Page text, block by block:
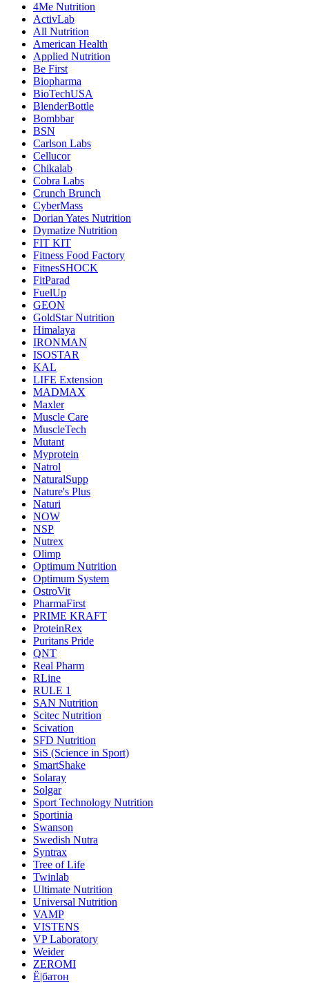
4Me Nutrition
ActivLab
All Nutrition
American Health
Applied Nutrition
Be First
Biopharma
BioTechUSA
BlenderBottle
Bombbar
BSN
Carlson Labs
Cellucor
Chikalab
Cobra Labs
Crunch Brunch
CyberMass
Dorian Yates Nutrition
Dymatize Nutrition
FIT KIT
Fitness Food Factory
FitnesSHOCK
FitParad
FuelUp
GEON
GoldStar Nutrition
Himalaya
IRONMAN
ISOSTAR
KAL
LIFE Extension
MADMAX
Maxler
Muscle Care
MuscleTech
Mutant
Myprotein
Natrol
NaturalSupp
Nature's Plus
Naturi
NOW
NSP
Nutrex
Olimp
Optimum Nutrition
Optimum System
OstroVit
PharmaFirst
PRIME KRAFT
ProteinRex
Puritans Pride
QNT
Real Pharm
RLine
RULE 1
SAN Nutrition
Scitec Nutrition
Scivation
SFD Nutrition
SiS (Science in Sport)
SmartShake
Solaray
Solgar
Sport Technology Nutrition
Sportinia
Swanson
Swedish Nutra
Syntrax
Tree of Life
Twinlab
Ultimate Nutrition
Universal Nutrition
VAMP
VISTENS
VP Laboratory
Weider
ZEROMI
Ё|батон